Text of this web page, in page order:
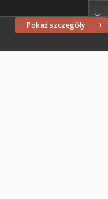
Pokaż szczegóły